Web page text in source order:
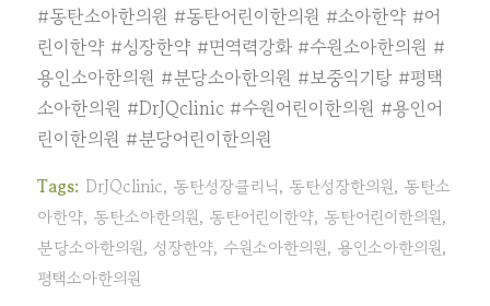
#동탄소아한의원 #동탄어린이한의원 #소아한약 #어
린이한약 #성장한약 #면역력강화 #수원소아한의원 #
용인소아한의원 #분당소아한의원 #보중익기탕 #평택
소아한의원 #DrJQclinic #수원어린이한의원 #용인어
린이한의원 #분당어린이한의원
Tags: DrJQclinic, 동탄성장클리닉, 동탄성장한의원, 동탄소
아한약, 동탄소아한의원, 동탄어린이한약, 동탄어린이한의원,
분당소아한의원, 성장한약, 수원소아한의원, 용인소아한의원,
평택소아한의원